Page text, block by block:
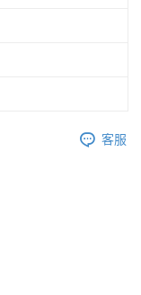
客服